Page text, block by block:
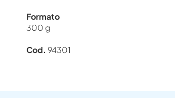
Formato
300 g
Cod. 94301